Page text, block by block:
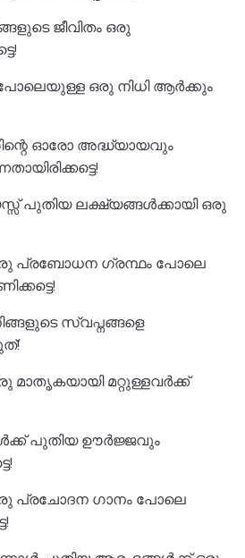
ജീവിതം ഒരു
ഒരു നിധി ആർക്കും
ഓരോ അദ്ധ്യായവും
പുതിയ ലക്ഷ്യങ്ങൾക്കായി ഒരു
ഒരു പ്രബോധന ഗ്രന്ഥം പോലെ
സ്വപ്നങ്ങളെ
മാതൃകയായി മറ്റുള്ളവർക്ക്
പുതിയ ഊർജ്ജവും
ഒരു പ്രചോദന ഗാനം പോലെ